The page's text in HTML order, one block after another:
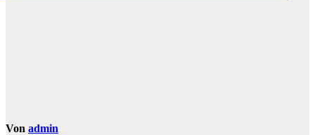
Von admin